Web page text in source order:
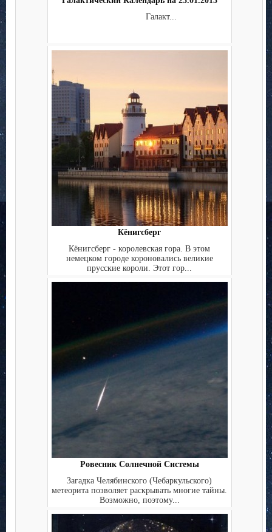
Галакт...
Кёнигсберг
Кёнигсберг - королевская гора. В этом
немецком городе короновались великие
прусские короли. Этот гор...
Ровесник Солнечной Системы
Загадка Челябинского (Чебаркульского)
метеорита позволяет раскрывать многие тайны.
Возможно, поэтому...